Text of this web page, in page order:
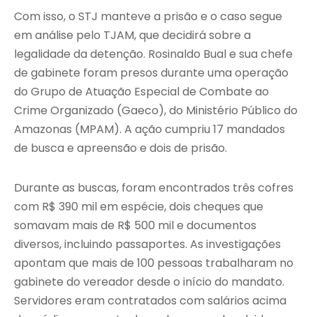
Com isso, o STJ manteve a prisão e o caso segue
em análise pelo TJAM, que decidirá sobre a
legalidade da detenção. Rosinaldo Bual e sua chefe
de gabinete foram presos durante uma operação
do Grupo de Atuação Especial de Combate ao
Crime Organizado (Gaeco), do Ministério Público do
Amazonas (MPAM). A ação cumpriu 17 mandados
de busca e apreensão e dois de prisão.
Durante as buscas, foram encontrados três cofres
com R$ 390 mil em espécie, dois cheques que
somavam mais de R$ 500 mil e documentos
diversos, incluindo passaportes. As investigações
apontam que mais de 100 pessoas trabalharam no
gabinete do vereador desde o início do mandato.
Servidores eram contratados com salários acima